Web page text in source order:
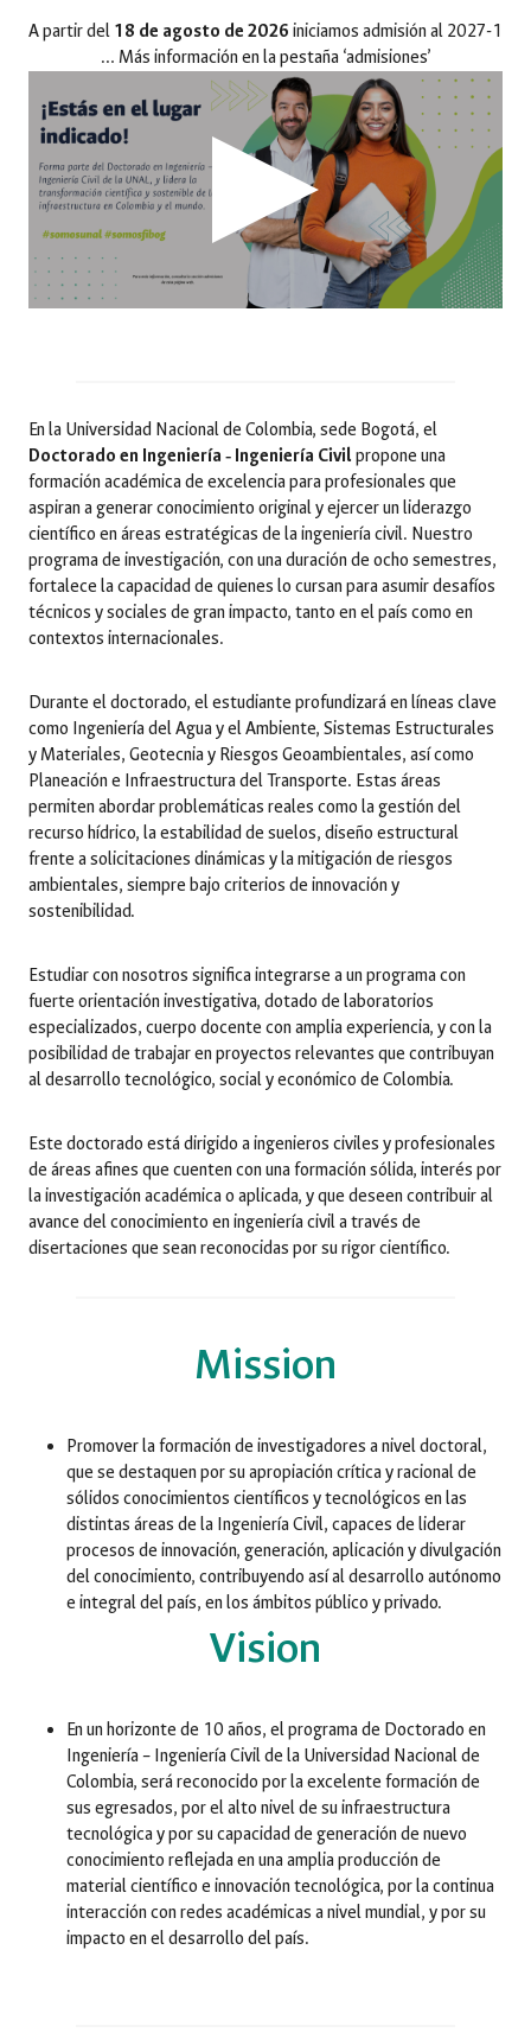
A partir del 18 de agosto de 2026 iniciamos admisión al 2027-1
… Más información en la pestaña ‘admisiones’
En la Universidad Nacional de Colombia, sede Bogotá, el
Doctorado en Ingeniería ‑ Ingeniería Civil propone una
formación académica de excelencia para profesionales que
aspiran a generar conocimiento original y ejercer un liderazgo
científico en áreas estratégicas de la ingeniería civil. Nuestro
programa de investigación, con una duración de ocho semestres,
fortalece la capacidad de quienes lo cursan para asumir desafíos
técnicos y sociales de gran impacto, tanto en el país como en
contextos internacionales.
Durante el doctorado, el estudiante profundizará en líneas clave
como Ingeniería del Agua y el Ambiente, Sistemas Estructurales
y Materiales, Geotecnia y Riesgos Geoambientales, así como
Planeación e Infraestructura del Transporte. Estas áreas
permiten abordar problemáticas reales como la gestión del
recurso hídrico, la estabilidad de suelos, diseño estructural
frente a solicitaciones dinámicas y la mitigación de riesgos
ambientales, siempre bajo criterios de innovación y
sostenibilidad.
Estudiar con nosotros significa integrarse a un programa con
fuerte orientación investigativa, dotado de laboratorios
especializados, cuerpo docente con amplia experiencia, y con la
posibilidad de trabajar en proyectos relevantes que contribuyan
al desarrollo tecnológico, social y económico de Colombia.
Este doctorado está dirigido a ingenieros civiles y profesionales
de áreas afines que cuenten con una formación sólida, interés por
la investigación académica o aplicada, y que deseen contribuir al
avance del conocimiento en ingeniería civil a través de
disertaciones que sean reconocidas por su rigor científico.
Mission
Promover la formación de investigadores a nivel doctoral,
que se destaquen por su apropiación crítica y racional de
sólidos conocimientos científicos y tecnológicos en las
distintas áreas de la Ingeniería Civil, capaces de liderar
procesos de innovación, generación, aplicación y divulgación
del conocimiento, contribuyendo así al desarrollo autónomo
e integral del país, en los ámbitos público y privado.
Vision
En un horizonte de 10 años, el programa de Doctorado en
Ingeniería – Ingeniería Civil de la Universidad Nacional de
Colombia, será reconocido por la excelente formación de
sus egresados, por el alto nivel de su infraestructura
tecnológica y por su capacidad de generación de nuevo
conocimiento reflejada en una amplia producción de
material científico e innovación tecnológica, por la continua
interacción con redes académicas a nivel mundial, y por su
impacto en el desarrollo del país.